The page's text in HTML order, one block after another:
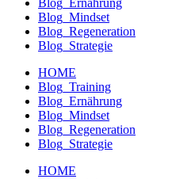
Blog_Mindset
Blog_Regeneration
Blog_Strategie
HOME
Blog_Training
Blog_Ernährung
Blog_Mindset
Blog_Regeneration
Blog_Strategie
HOME